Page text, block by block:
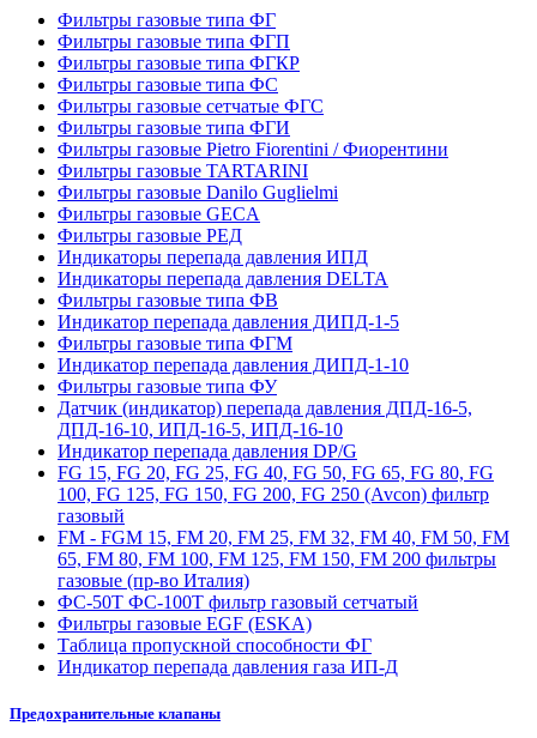
Фильтры газовые типа ФГ
Фильтры газовые типа ФГП
Фильтры газовые типа ФГКР
Фильтры газовые типа ФС
Фильтры газовые сетчатые ФГС
Фильтры газовые типа ФГИ
Фильтры газовые Pietro Fiorentini / Фиорентини
Фильтры газовые TARTARINI
Фильтры газовые Danilo Guglielmi
Фильтры газовые GECA
Фильтры газовые РЕД
Индикаторы перепада давления ИПД
Индикаторы перепада давления DELTA
Фильтры газовые типа ФВ
Индикатор перепада давления ДИПД-1-5
Фильтры газовые типа ФГМ
Индикатор перепада давления ДИПД-1-10
Фильтры газовые типа ФУ
Датчик (индикатор) перепада давления ДПД-16-5,
ДПД-16-10, ИПД-16-5, ИПД-16-10
Индикатор перепада давления DP/G
FG 15, FG 20, FG 25, FG 40, FG 50, FG 65, FG 80, FG
100, FG 125, FG 150, FG 200, FG 250 (Avcon) фильтр
газовый
FM - FGM 15, FM 20, FM 25, FM 32, FM 40, FM 50, FM
65, FM 80, FM 100, FM 125, FM 150, FM 200 фильтры
газовые (пр-во Италия)
ФС-50Т ФС-100Т фильтр газовый сетчатый
Фильтры газовые EGF (ESKA)
Таблица пропускной способности ФГ
Индикатор перепада давления газа ИП-Д
Предохранительные клапаны